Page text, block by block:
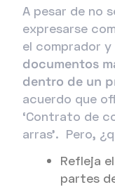
A pesar de no
expresarse
el comprador y
documentos
dentro de un
acuerdo que
‘Contrato de
arras’. Pero,
Refleja
partes